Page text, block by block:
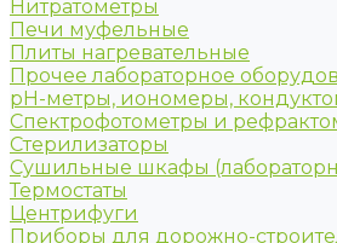
Нитратометры
Печи муфельные
Плиты нагревательные
Прочее лабораторное
рН-метры, иономеры,
Спектрофотометры и
Стерилизаторы
Сушильные шкафы
Термостаты
Центрифуги
Приборы для дорожно-